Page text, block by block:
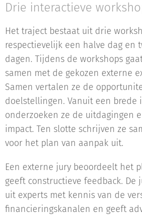
Drie interactieve
Het traject bestaat uit drie
respectievelijk een halve dag en
dagen. Tijdens de workshops
samen met de gekozen externe
Samen vertalen ze de
doelstellingen. Vanuit een brede
onderzoeken ze de uitdagingen
impact. Ten slotte schrijven ze
voor het plan van aanpak uit.
Een externe jury beoordeelt het
geeft constructieve feedback. De
uit experts met kennis van de
financieringskanalen en geeft